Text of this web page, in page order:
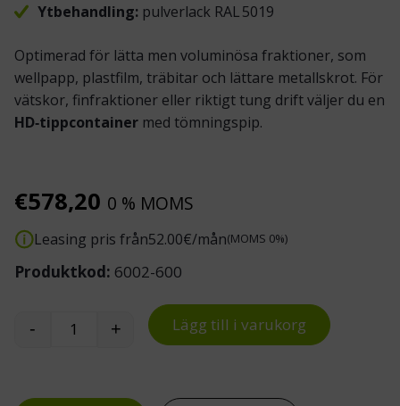
Ytbehandling:pulverlack RAL 5019
Optimerad för lätta men voluminösa fraktioner, som
wellpapp, plastfilm, träbitar och lättare metallskrot. För
vätskor, finfraktioner eller riktigt tung drift väljer du en
HD‑tippcontainer med tömningspip.
€578,20 0 % MOMS
Leasing pris från52.00€/mån(MOMS 0%)
Produktkod: 6002-600
Tippcontainer 300 L mängd
- + Lägg till i varukorg